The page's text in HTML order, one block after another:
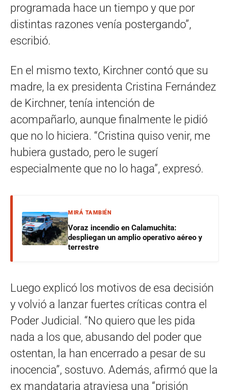
programada hace un tiempo y que por
distintas razones venía postergando”,
escribió.
En el mismo texto, Kirchner contó que su
madre, la ex presidenta Cristina Fernández
de Kirchner, tenía intención de
acompañarlo, aunque finalmente le pidió
que no lo hiciera. “Cristina quiso venir, me
hubiera gustado, pero le sugerí
especialmente que no lo haga”, expresó.
MIRÁ TAMBIÉN
Voraz incendio en Calamuchita:
despliegan un amplio operativo aéreo y
terrestre
Luego explicó los motivos de esa decisión
y volvió a lanzar fuertes críticas contra el
Poder Judicial. “No quiero que les pida
nada a los que, abusando del poder que
ostentan, la han encerrado a pesar de su
inocencia”, sostuvo. Además, afirmó que la
ex mandataria atraviesa una “prisión